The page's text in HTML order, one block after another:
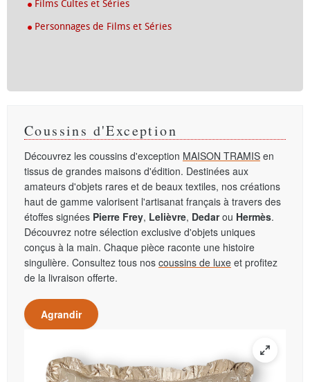
Films Cultes et Séries
Personnages de Films et Séries
Coussins d'Exception
Découvrez les coussins d'exception MAISON TRAMIS en
tissus de grandes maisons d'édition. Destinées aux
amateurs d'objets rares et de beaux textiles, nos créations
haut de gamme valorisent l'artisanat français à travers des
étoffes signées Pierre Frey, Lelièvre, Dedarou Hermès.
Découvrez notre sélection exclusive d'objets uniques
conçus à la main. Chaque pièce raconte une histoire
singulière. Consultez tous nos coussins de luxe et profitez
de la livraison offerte.
Agrandir